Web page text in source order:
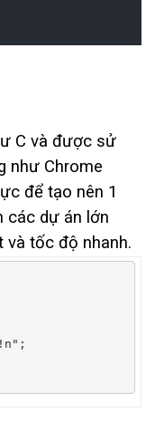
C và được sử
như Chrome
để tạo nên 1
các dự án lớn
và tốc độ nhanh.
;